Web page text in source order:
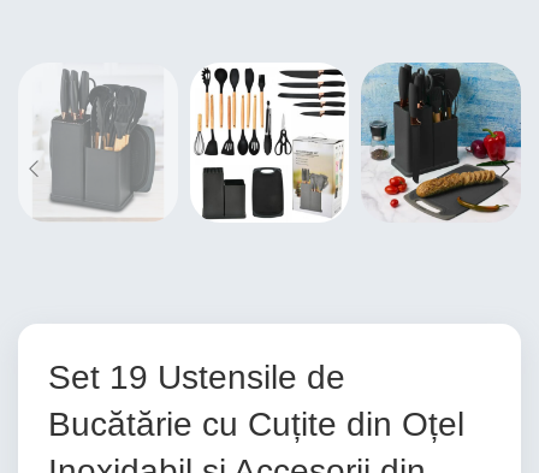
Set 19 Ustensile de
Bucătărie cu Cuțite din Oțel